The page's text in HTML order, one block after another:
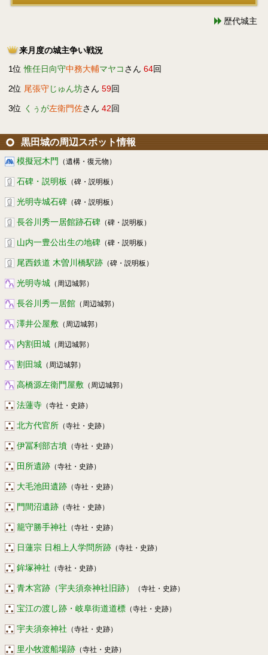
歴代城主
来月度の城主争い戦況
1位惟任日向守中務大輔マヤコさん 64回
2位 尾張守じゅん坊さん 59回
3位 くぅが左衛門佐さん 42回
黒田城の周辺スポット情報
模擬冠木門 （遺構・復元物）
石碑・説明板 （碑・説明板）
光明寺城石碑 （碑・説明板）
長谷川秀一居館跡石碑 （碑・説明板）
山内一豊公出生の地碑 （碑・説明板）
尾西鉄道 木曽川橋駅跡 （碑・説明板）
光明寺城 （周辺城郭）
長谷川秀一居館 （周辺城郭）
澤井公屋敷 （周辺城郭）
内割田城 （周辺城郭）
割田城 （周辺城郭）
高橋源左衛門屋敷 （周辺城郭）
法蓮寺 （寺社・史跡）
北方代官所 （寺社・史跡）
伊冨利部古墳 （寺社・史跡）
田所遺跡 （寺社・史跡）
大毛池田遺跡 （寺社・史跡）
門間沼遺跡 （寺社・史跡）
籠守勝手神社 （寺社・史跡）
日蓮宗 日相上人学問所跡 （寺社・史跡）
鉾塚神社 （寺社・史跡）
青木宮跡（宇夫須奈神社旧跡） （寺社・史跡）
宝江の渡し跡・岐阜街道道標 （寺社・史跡）
宇夫須奈神社 （寺社・史跡）
里小牧渡船場跡 （寺社・史跡）